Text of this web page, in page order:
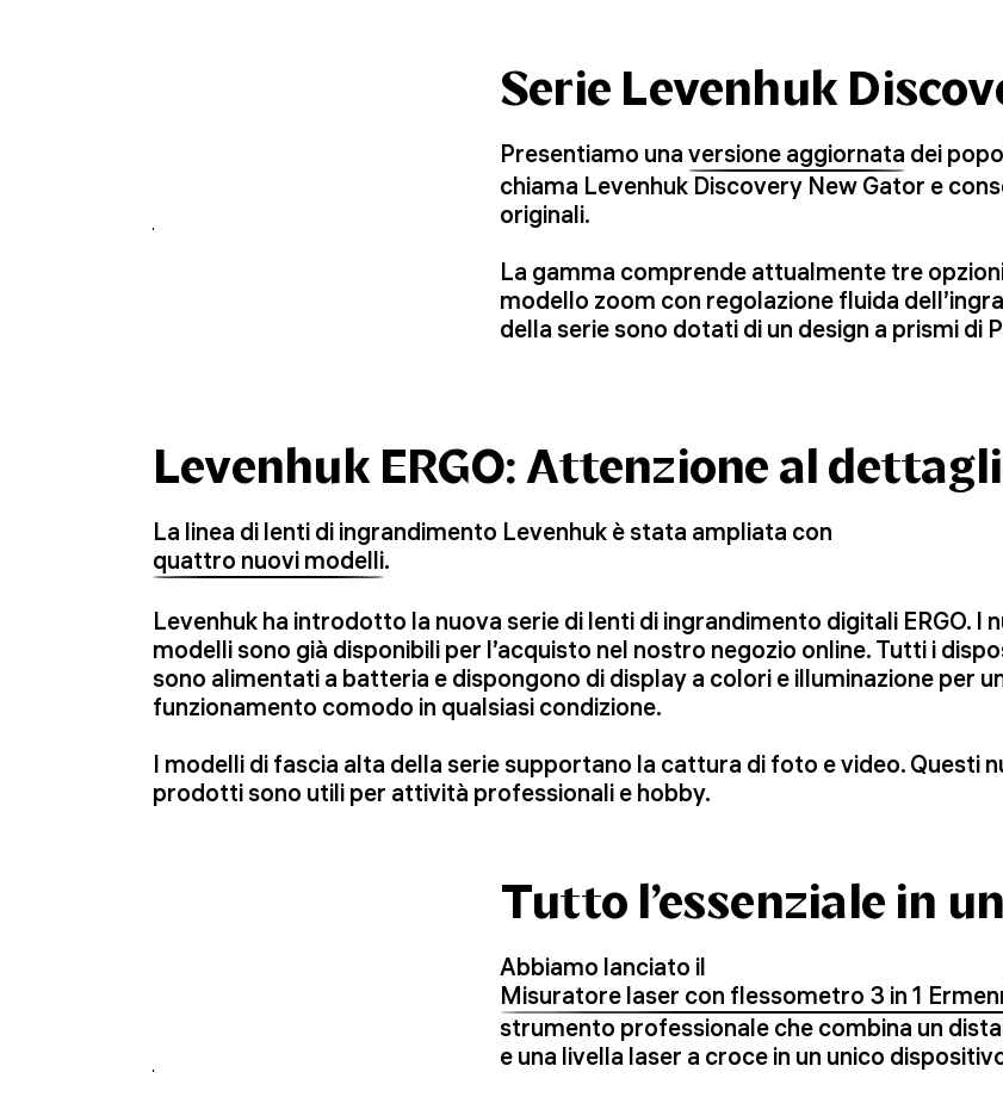
Serie Levenhuk
Presentiamo una versione aggiornata dei
chiama Levenhuk Discovery New Gator e
originali.
La gamma comprende attualmente tre
modello zoom con regolazione fluida
della serie sono dotati di un design a prismi di
Levenhuk ERGO: Attenzione al
La linea di lenti di ingrandimento Levenhuk è stata ampliata con
quattro nuovi modelli.
Levenhuk ha introdotto la nuova serie di lenti di ingrandimento digitali ERGO. I
modelli sono già disponibili per l’acquisto nel nostro negozio online. Tutti i
sono alimentati a batteria e dispongono di display a colori e illuminazione per
funzionamento comodo in qualsiasi condizione.
I modelli di fascia alta della serie supportano la cattura di foto e video. Questi
prodotti sono utili per attività professionali e hobby.
Tutto l’essenziale in
Abbiamo lanciato il
Misuratore laser con flessometro 3 in 1
strumento professionale che combina un
e una livella laser a croce in un unico